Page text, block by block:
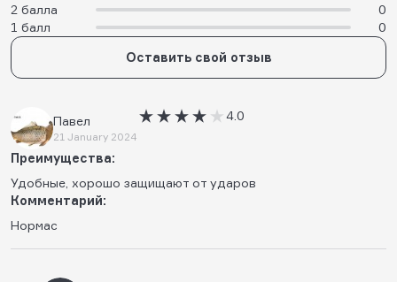
2 балла
0
1 балл
0
Оставить свой отзыв
Павел
21 January 2024
4.0
Преимущества:
Удобные, хорошо защищают от ударов
Комментарий:
Нормас